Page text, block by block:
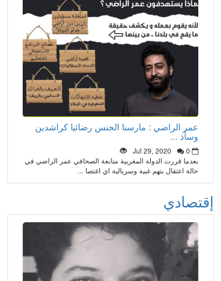
عمر الراضي : مارسنا الجنس رضائيا كراشدين
وسأذ ...
Jul 29, 2020
0
بعدما قررت الدولة المغربية متابعة الصحافي عمر الراضي في
حالة اعتقال بتهم غبية وسريالية اي اغتصا ...
إقتصادي